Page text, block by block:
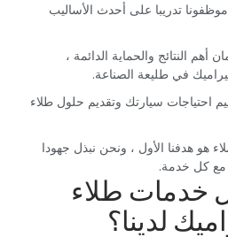
تدريبا على أحدث الأساليب
أهم النتائج والحماية الدائمة ،
في طليعة الصناعة.‏
احتياجات سيارتك وتقديم حلول طلاء
هو هدفنا الأول ، ونحن نبذل جهودا
مع كل خدمة.‏
خدمات طلاء
لدينا؟‏